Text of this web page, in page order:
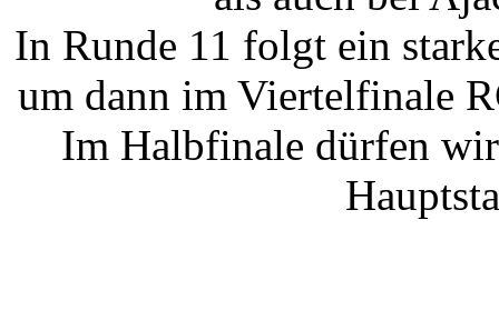
In Runde 11 folgt ein
um dann im Viertelfinale
Im Halbfinale dürfen